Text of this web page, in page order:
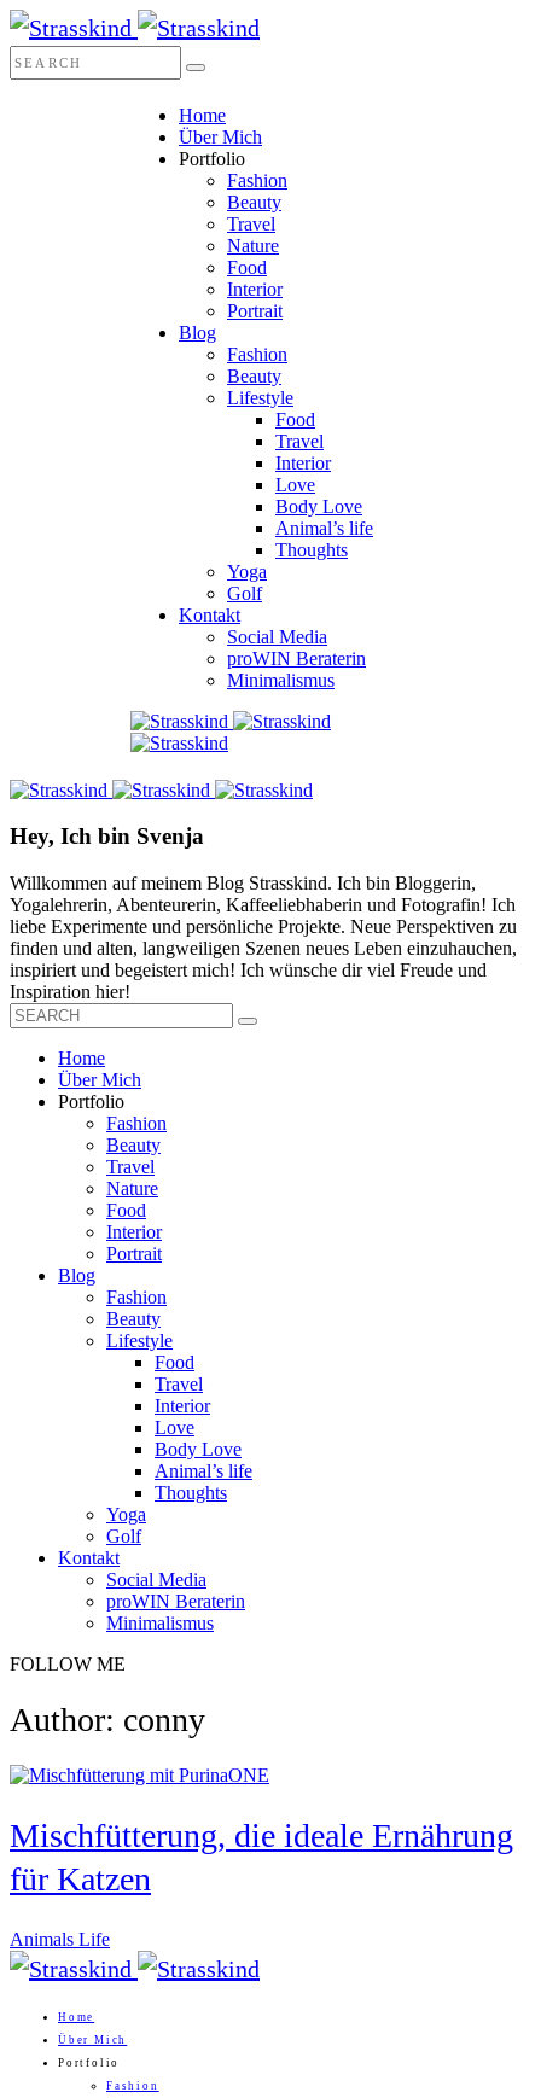
Home
Über Mich
Portfolio
Fashion
Beauty
Travel
Nature
Food
Interior
Portrait
Blog
Fashion
Beauty
Lifestyle
Food
Travel
Interior
Love
Body Love
Animal’s life
Thoughts
Yoga
Golf
Kontakt
Social Media
proWIN Beraterin
Minimalismus
Hey, Ich bin Svenja
Willkommen auf meinem Blog Strasskind. Ich bin Bloggerin,
Yogalehrerin, Abenteurerin, Kaffeeliebhaberin und Fotografin! Ich
liebe Experimente und persönliche Projekte. Neue Perspektiven zu
finden und alten, langweiligen Szenen neues Leben einzuhauchen,
inspiriert und begeistert mich! Ich wünsche dir viel Freude und
Inspiration hier!
Home
Über Mich
Portfolio
Fashion
Beauty
Travel
Nature
Food
Interior
Portrait
Blog
Fashion
Beauty
Lifestyle
Food
Travel
Interior
Love
Body Love
Animal’s life
Thoughts
Yoga
Golf
Kontakt
Social Media
proWIN Beraterin
Minimalismus
FOLLOW ME
Author: conny
Mischfütterung, die ideale Ernährung
für Katzen
Animals Life
Home
Über Mich
Portfolio
Fashion